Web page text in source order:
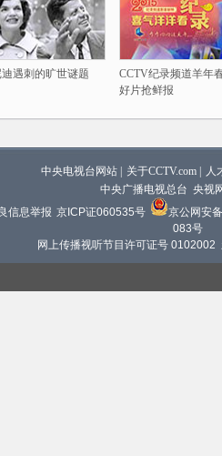
遇刺的旷世谜题
CCTV纪录频道羊年
好片抢鲜报
中央电视台网站 关于CCTV.com
人
中央广播电视总台 央视
信息举报 京ICP证060535号
京公网安
083号
网上传播视听节目许可证号